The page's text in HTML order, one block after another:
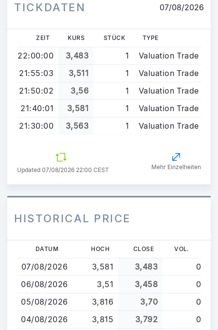
TICKDATEN 07/08/2026
ZEIT KURS STÜCK TYPE
22:00:00 3,483 1
Valuation Trade
21:55:03
3,511 1
Valuation Trade
21:50:02
3,56 1
Valuation Trade
21:40:01
3,581 1
Valuation Trade
21:30:00
3,563 1 Valuation Trade
Updated 07/08/2026 22:00 CEST Mehr Einzelheiten
HISTORICAL PRICE
Direkt
Inhalt
DATUM HOCH CLOSE VOL.
07/08/2026 3,581 3,483
0
06/08/2026
3,51 3,458
0
05/08/2026
3,816 3,70
0
04/08/2026
3,815 3,792
0